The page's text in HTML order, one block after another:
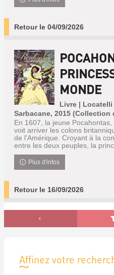
Retour le 04/09/2026
MONDE
Livre |
Sarbacane, 2015
En 1607, la jeune
voit arriver les colons
de l'Amérique. Croyant à la
entre les deux peuples, la
Plus d'infos
Retour le 16/09/2026
Affinez votre